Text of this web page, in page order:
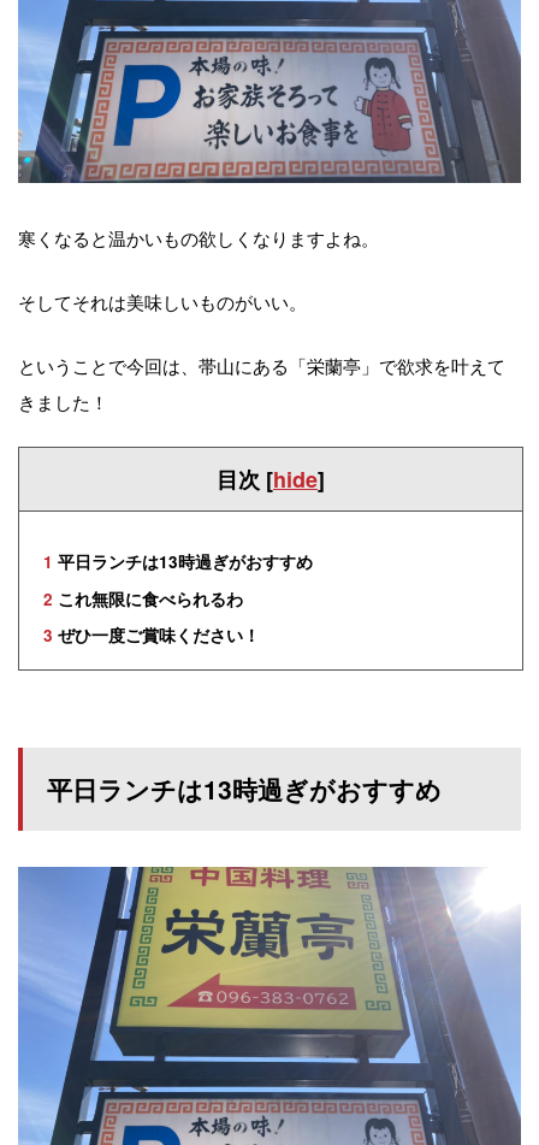
寒くなると温かいもの欲しくなりますよね。
そしてそれは美味しいものがいい。
ということで今回は、帯山にある「栄蘭亭」で欲求を叶えて
きました！
目次 [hide]
1 平日ランチは13時過ぎがおすすめ
2 これ無限に食べられるわ
3 ぜひ一度ご賞味ください！
平日ランチは13時過ぎがおすすめ